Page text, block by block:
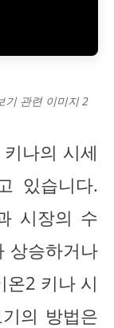
기 관련 이미지 2
나의 시세
있습니다.
시장의 수
상승하거나
온2 키나 시
의 방법은